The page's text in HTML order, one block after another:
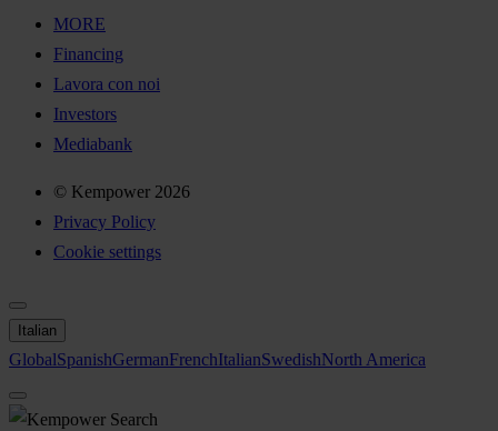
MORE
Financing
Lavora con noi
Investors
Mediabank
© Kempower 2026
Privacy Policy
Cookie settings
Italian
GlobalSpanishGermanFrenchItalianSwedishNorth America
Search